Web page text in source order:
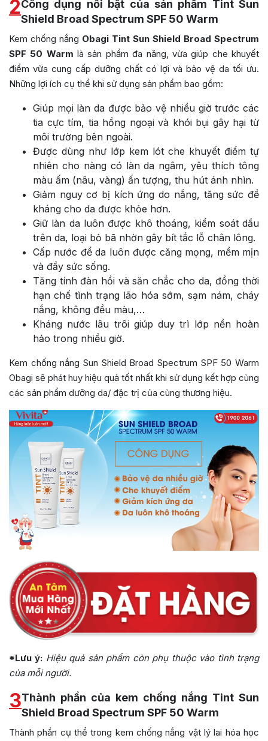
2Công dụng nổi bật của sản phẩm Tint Sun
Shield Broad Spectrum SPF 50 Warm
Kem chống nắng Obagi Tint Sun Shield Broad Spectrum
SPF 50 Warm là sản phẩm đa năng, vừa giúp che khuyết
điểm vừa cung cấp dưỡng chất có lợi và bảo vệ da tối ưu.
Những lợi ích cụ thể khi sử dụng sản phẩm bao gồm:
Giúp mọi làn da được bảo vệ nhiều giờ trước các
tia cực tím, tia hồng ngoại và khói bụi gây hại từ
môi trường bên ngoài.
Được dùng như lớp kem lót che khuyết điểm tự
nhiên cho nàng có làn da ngâm, yêu thích tông
màu ấm (nâu, vàng) ấn tượng, thu hút ánh nhìn.
Giảm nguy cơ bị kích ứng do nắng, tăng sức đề
kháng cho da được khỏe hơn.
Giữ làn da luôn được khô thoáng, kiểm soát dầu
trên da, loại bỏ bã nhờn gây bít tắc lỗ chân lông.
Cấp nước để da luôn được căng mọng, mềm mịn
và đầy sức sống.
Tăng tính đàn hồi và săn chắc cho da, đồng thời
hạn chế tình trạng lão hóa sớm, sạm nám, cháy
nắng, không đều màu,…
Kháng nước lâu trôi giúp duy trì lớp nền hoàn
hảo trong nhiều giờ.
Kem chống nắng Sun Shield Broad Spectrum SPF 50 Warm
Obagi sẽ phát huy hiệu quả tốt nhất khi sử dụng kết hợp cùng
các sản phẩm dưỡng da/ đặc trị của cùng thương hiệu.
*Lưu ý: Hiệu quả sản phẩm còn phụ thuộc vào tình trạng
của mỗi người.
3Thành phần của kem chống nắng Tint Sun
Shield Broad Spectrum SPF 50 Warm
Thành phần cụ thể trong kem chống nắng vật lý lai hóa học